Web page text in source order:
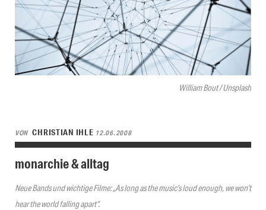
William Bout / Unsplash
VON CHRISTIAN IHLE 12.06.2008
monarchie & alltag
Neue Bands und wichtige Filme: „As long as the music’s loud enough, we won’t
hear the world falling apart“.